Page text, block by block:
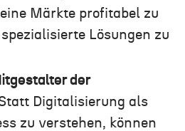
Märkte profitabel zu
Lösungen zu
der
Digitalisierung als
zu verstehen, können